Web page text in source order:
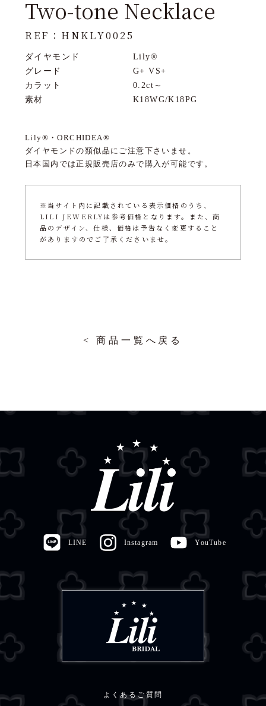
Two-tone Necklace
REF：HNKLY0025
ダイヤモンド
グレード
カラット
素材
Lily®
G+ VS+
0.2ct～
K18WG/K18PG
Lily®・ORCHIDEA®
ダイヤモンドの類似品にご注意下さいませ。
日本国内では正規販売店のみで購入が可能です。
※当サイト内に記載されている表示価格のうち、
LILI JEWERLYは参考価格となります。また、商
品のデザイン、仕様、価格は予告なく変更すること
がありますのでご了承くださいませ。
< 商品一覧へ戻る
よくあるご質問
LINE Instagram YouTube